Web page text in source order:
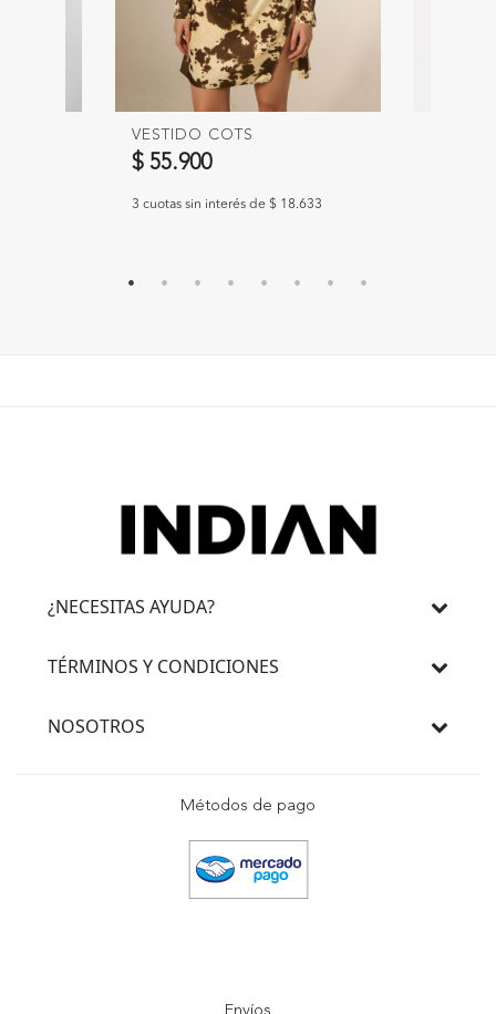
VESTIDO COTS
$ 55.900
3 cuotas sin interés de $ 18.633
¿NECESITAS AYUDA?
TÉRMINOS Y CONDICIONES
NOSOTROS
Métodos de pago